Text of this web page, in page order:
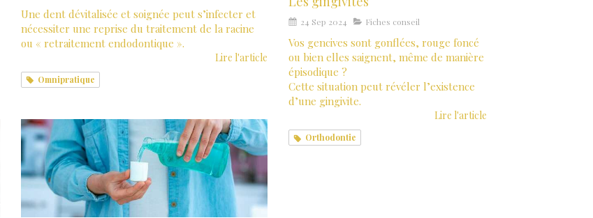
Une dent dévitalisée et soignée peut s’infecter et
nécessiter une reprise du traitement de la racine
ou « retraitement endodontique ».
Lire l'article
Omnipratique
24 Sep 2024 Fiches conseil
Vos gencives sont gonflées, rouge foncé
ou bien elles saignent, même de manière
épisodique ?
Cette situation peut révéler l’existence
d’une gingivite.
Lire l'article
Orthodontie